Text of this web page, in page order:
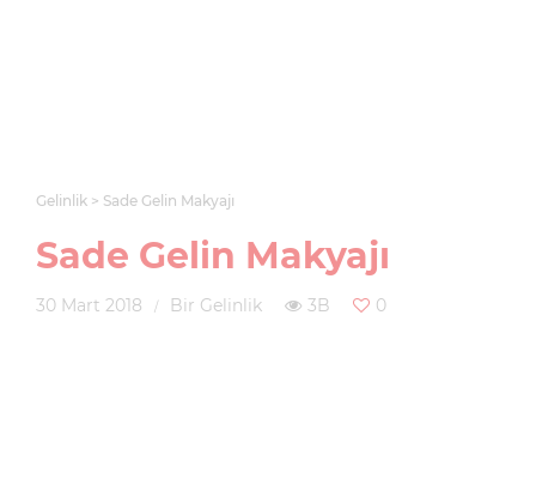
Gelinlik Sade Gelin Makyajı
Sade Gelin Makyajı
30 Mart 2018 Bir Gelinlik 3B 0